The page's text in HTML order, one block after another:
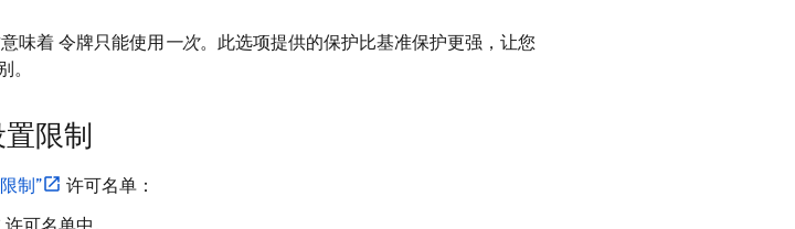
味着 令牌只能使用一次。此选项提供的保护比基准保护更强，让您
。
限制
制”
许可名单：